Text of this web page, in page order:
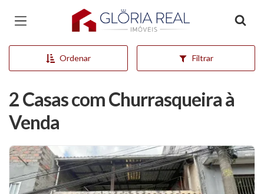
Página inicial
Ordenar Filtrar
2 Casas com Churrasqueira à
Venda